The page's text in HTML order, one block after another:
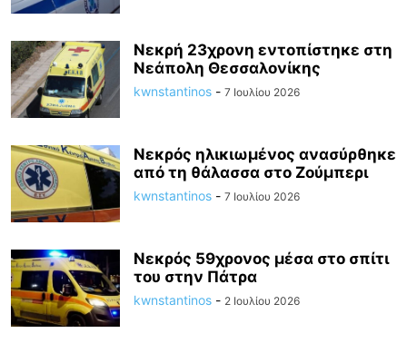
Νεκρή 23χρονη εντοπίστηκε στη
Νεάπολη Θεσσαλονίκης
kwnstantinos - 7 Ιουλίου 2026
Νεκρός ηλικιωμένος ανασύρθηκε
από τη θάλασσα στο Ζούμπερι
kwnstantinos - 7 Ιουλίου 2026
Νεκρός 59χρονος μέσα στο σπίτι
του στην Πάτρα
kwnstantinos - 2 Ιουλίου 2026